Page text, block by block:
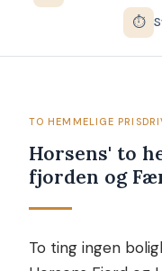
⏱
TO HEMMELIGE
Horsens' to
fjorden og
To ting ingen